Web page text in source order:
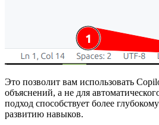
Это позволит вам использовать
объяснений, а не для
подход способствует более
развитию навыков.